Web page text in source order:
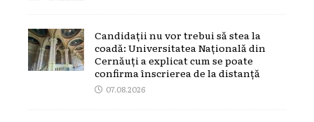
Candidații nu vor trebui să stea la
coadă: Universitatea Națională din
Cernăuți a explicat cum se poate
confirma înscrierea de la distanță
07.08.2026